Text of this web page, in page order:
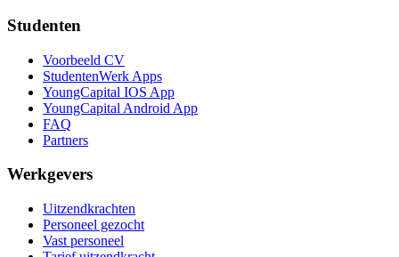
Studenten
Voorbeeld CV
StudentenWerk Apps
YoungCapital IOS App
YoungCapital Android App
FAQ
Partners
Werkgevers
Uitzendkrachten
Personeel gezocht
Vast personeel